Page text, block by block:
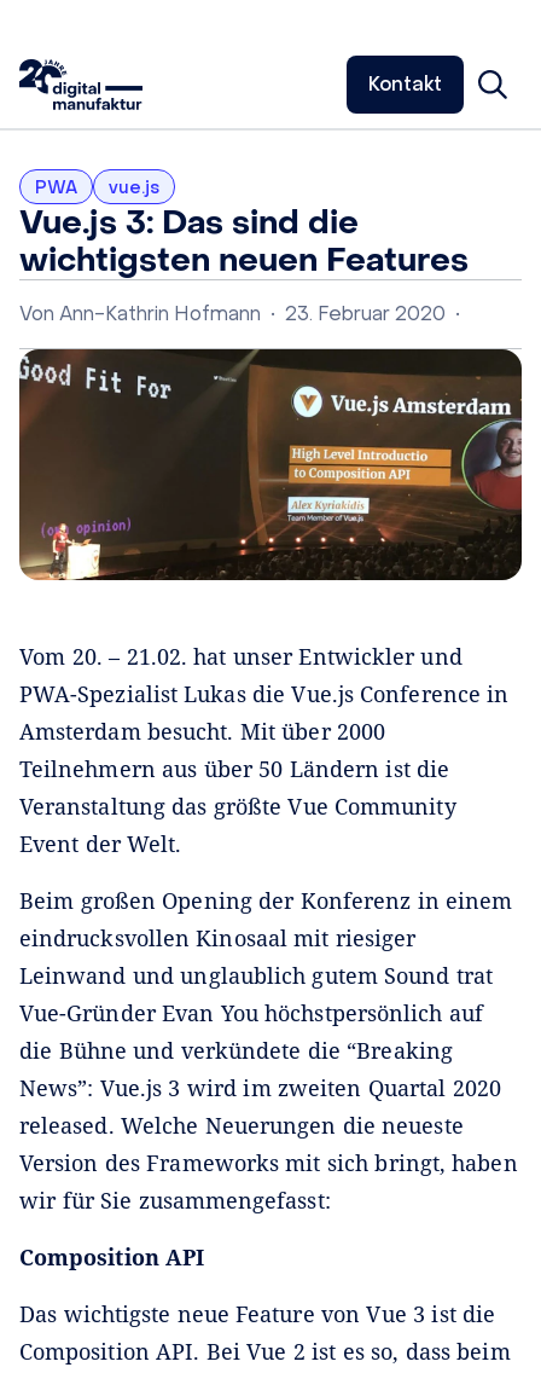
Kontakt
PWA vue.js
Vue.js 3: Das sind die
wichtigsten neuen Features
Von Ann-Kathrin Hofmann • 23. Februar 2020 •
Vom 20. – 21.02. hat unser Entwickler und
PWA-Spezialist Lukas die Vue.js Conference in
Amsterdam besucht. Mit über 2000
Teilnehmern aus über 50 Ländern ist die
Veranstaltung das größte Vue Community
Event der Welt.
Beim großen Opening der Konferenz in einem
eindrucksvollen Kinosaal mit riesiger
Leinwand und unglaublich gutem Sound trat
Vue-Gründer Evan You höchstpersönlich auf
die Bühne und verkündete die “Breaking
News”: Vue.js 3 wird im zweiten Quartal 2020
released. Welche Neuerungen die neueste
Version des Frameworks mit sich bringt, haben
wir für Sie zusammengefasst:
Composition API
Das wichtigste neue Feature von Vue 3 ist die
Composition API. Bei Vue 2 ist es so, dass beim